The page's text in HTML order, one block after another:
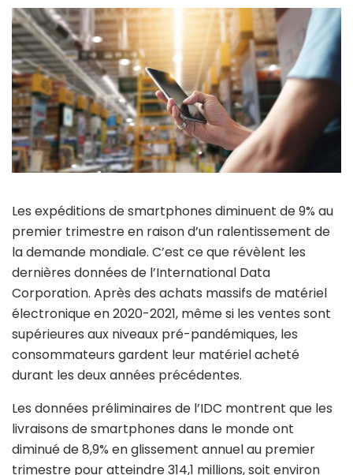
Les expéditions de smartphones diminuent de 9% au
premier trimestre en raison d’un ralentissement de
la demande mondiale. C’est ce que révèlent les
dernières données de l’International Data
Corporation. Après des achats massifs de matériel
électronique en 2020-2021, même si les ventes sont
supérieures aux niveaux pré-pandémiques, les
consommateurs gardent leur matériel acheté
durant les deux années précédentes.
Les données préliminaires de l’IDC montrent que les
livraisons de smartphones dans le monde ont
diminué de 8,9% en glissement annuel au premier
trimestre pour atteindre 314,1 millions, soit environ